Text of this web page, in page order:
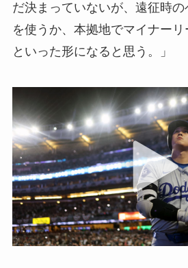
だ決まっていないが、遠征時
を使うか、本拠地でマイナー
といった形になると思う。」